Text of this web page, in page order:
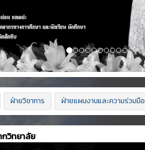
ฝ่ายวิชาการ ฝ่ายแผนงานและความร่วมมือ
กวิทยาลัย